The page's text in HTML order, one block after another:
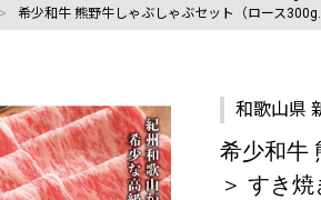
希少和牛 熊野牛しゃぶしゃぶセット（ロース
和歌山県
希少和牛
＞ すき焼